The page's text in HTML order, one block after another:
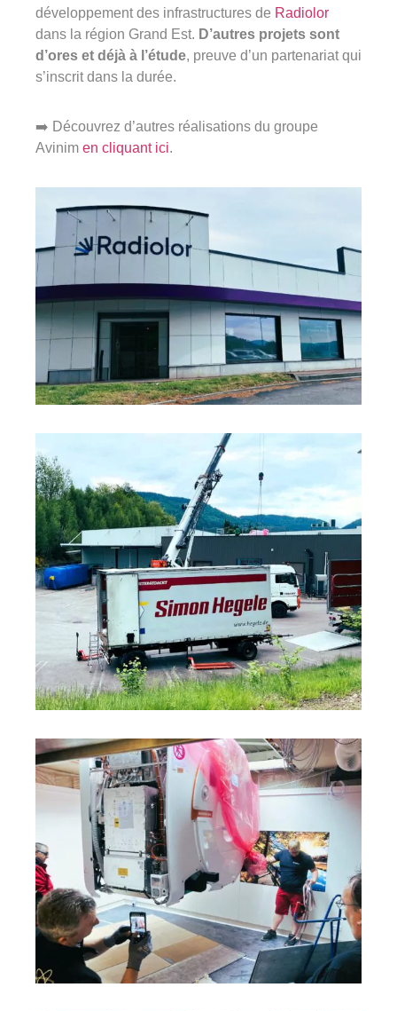
développement des infrastructures de Radiolor
dans la région Grand Est. D’autres projets sont
d’ores et déjà à l’étude, preuve d’un partenariat qui
s’inscrit dans la durée.
➡️ Découvrez d’autres réalisations du groupe
Avinim en cliquant ici.